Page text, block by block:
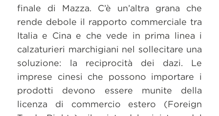
finale di Mazza. C’è un’altra grana che
rende debole il rapporto commerciale tra
Italia e Cina e che vede in prima linea i
calzaturieri marchigiani nel sollecitare una
soluzione: la reciprocità dei dazi. Le
imprese cinesi che possono importare i
prodotti devono essere munite della
licenza di commercio estero (Foreign